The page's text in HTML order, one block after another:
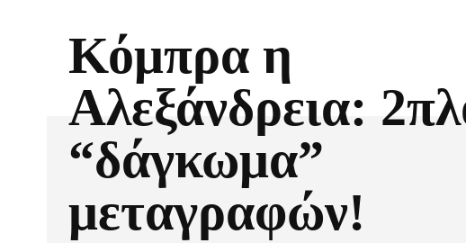
Κόμπρα η
Αλεξάνδρεια:
“δάγκωμα”
μεταγραφών!